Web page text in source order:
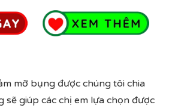
mỡ bụng được chúng tôi chia
sẽ giúp các chị em lựa chọn được